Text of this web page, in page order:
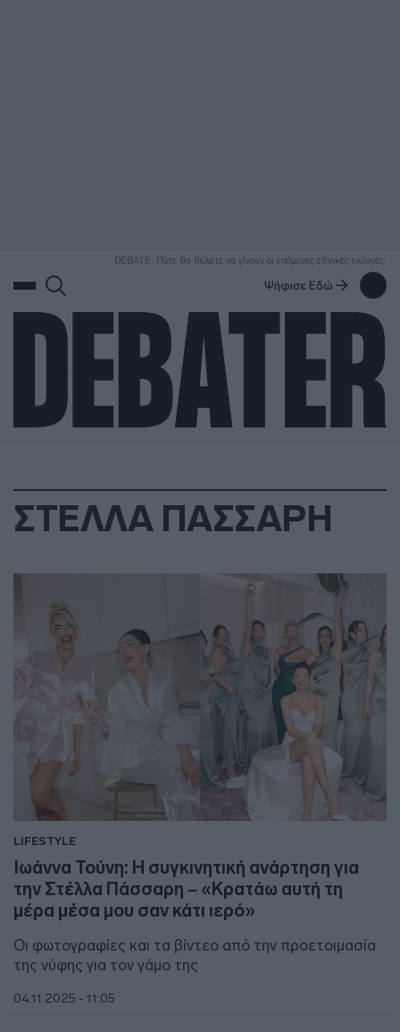
DEBATE: Πότε θα θέλατε να γίνουν οι επόμενες εθνικές εκλογές;
Ψήφισε Εδώ
ΣΤΕΛΛΑ ΠΑΣΣΑΡΗ
LIFESTYLE
Ιωάννα Τούνη: Η συγκινητική ανάρτηση για
την Στέλλα Πάσσαρη – «Κρατάω αυτή τη
μέρα μέσα μου σαν κάτι ιερό»
Οι φωτογραφίες και τα βίντεο από την προετοιμασία
της νύφης για τον γάμο της
04.11.2025 - 11:05